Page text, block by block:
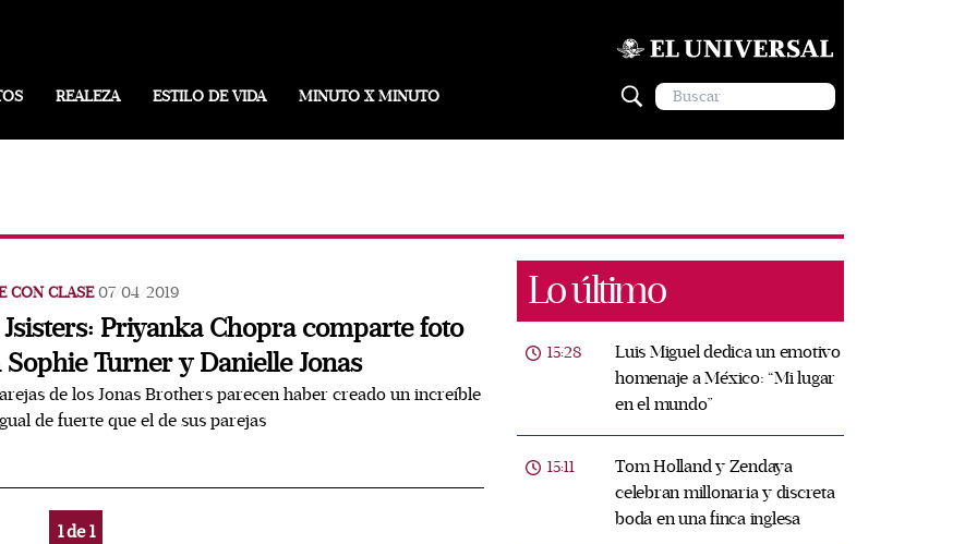
REALEZA ESTILO DE VIDA MINUTO X MINUTO
CON CLASE 07/04/2019
Jsisters: Priyanka Chopra comparte foto
Sophie Turner y Danielle Jonas
de los Jonas Brothers parecen haber creado un increíble
de fuerte que el de sus parejas
1de1
Lo último
15:28
Luis Miguel dedica un emotivo
homenaje a México: “Mi lugar
en el mundo”
15:11
Tom Holland y Zendaya
celebran millonaria y discreta
boda en una finca inglesa